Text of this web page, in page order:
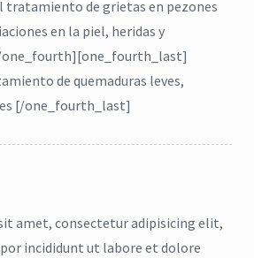
Higiene,
jabón para cuerpo,
tratamiento de grietas en pezones
en la piel, heridas y
one_fourth][one_fourth_last]
de quemaduras leves,
[/one_fourth_last]
amet, consectetur adipisicing elit,
incididunt ut labore et dolore